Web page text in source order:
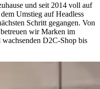
und seit 2014 voll auf
Umstieg auf Headless
Schritt gegangen. Von
wir Marken im
D2C-Shop bis